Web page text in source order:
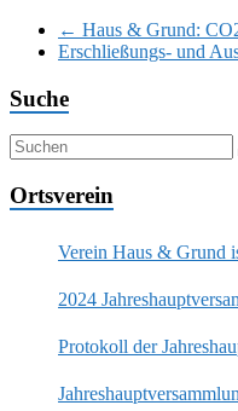
← Haus & Grund:
Erschließungs- und
Suche
Ortsverein
Verein Haus & Grund
2024
Protokoll der